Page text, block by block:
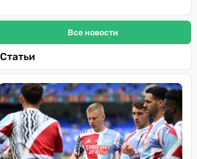
Все новости
Статьи